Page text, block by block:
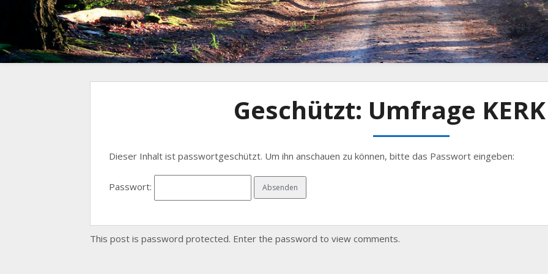
Geschützt: Umfrage
Dieser Inhalt ist passwortgeschützt. Um ihn anschauen zu können, bitte das Passwort eingeben:
Passwort:
This post is password protected. Enter the password to view comments.